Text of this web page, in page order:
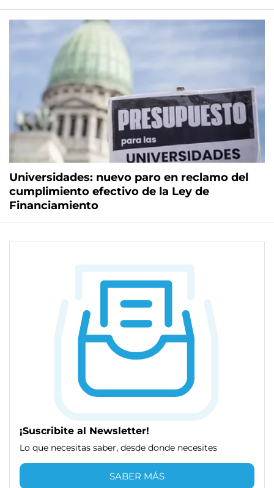
Universidades: nuevo paro en reclamo del
cumplimiento efectivo de la Ley de
Financiamiento
¡Suscribite al Newsletter!
Lo que necesitas saber, desde donde necesites
SABER MÁS